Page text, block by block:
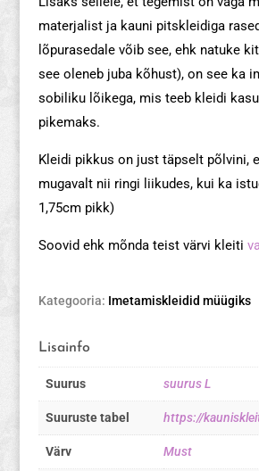
materjalist ja kauni pitskleidiga
lõpurasedale võib see, ehk natuke
see oleneb juba kõhust), on see ka
sobiliku lõikega, mis teeb kleidi
pikemaks.
Kleidi pikkus on just täpselt põlvini,
mugavalt nii ringi liikudes, kui ka
1,75cm pikk)
Soovid ehk mõnda teist värvi kleiti
Kategooria: Imetamiskleidid müügiks
Lisainfo
Suurus suurus L
Suuruste tabel https://
Värv Must